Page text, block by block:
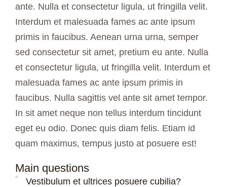
ante. Nulla et consectetur ligula, ut fringilla velit.
Interdum et malesuada fames ac ante ipsum
primis in faucibus. Aenean urna urna, semper
sed consectetur sit amet, pretium eu ante. Nulla
et consectetur ligula, ut fringilla velit. Interdum et
malesuada fames ac ante ipsum primis in
faucibus. Nulla sagittis vel ante sit amet tempor.
In sit amet neque non tellus interdum tincidunt
eget eu odio. Donec quis diam felis. Etiam id
quam maximus, tempus justo at posuere est!
Main questions
Vestibulum et ultrices posuere cubilia?